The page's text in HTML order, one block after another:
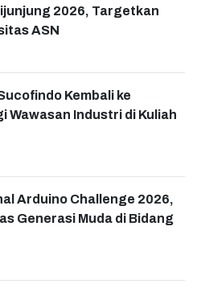
2026, Targetkan
ASN
Kembali ke
Wawasan Industri di Kuliah
Arduino Challenge 2026,
Generasi Muda di Bidang